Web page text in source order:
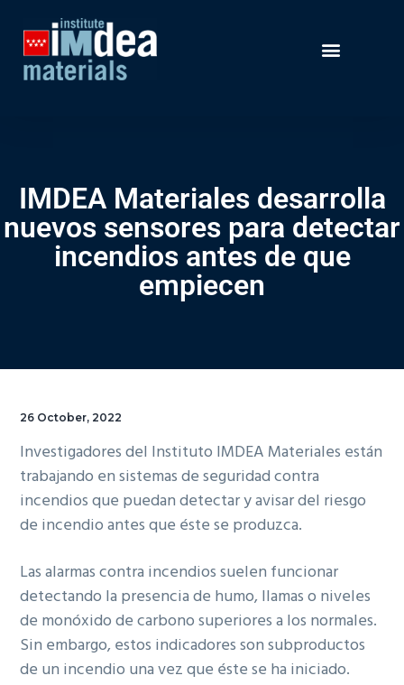
IMDEA Materiales desarrolla
nuevos sensores para detectar
incendios antes de que
empiecen
26 October, 2022
Investigadores del Instituto IMDEA Materiales están
trabajando en sistemas de seguridad contra
incendios que puedan detectar y avisar del riesgo
de incendio antes que éste se produzca.
Las alarmas contra incendios suelen funcionar
detectando la presencia de humo, llamas o niveles
de monóxido de carbono superiores a los normales.
Sin embargo, estos indicadores son subproductos
de un incendio una vez que éste se ha iniciado.